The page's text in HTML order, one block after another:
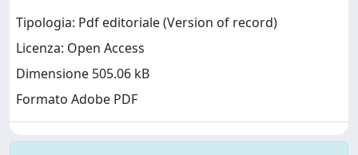
Tipologia: Pdf editoriale (Version of record)
Licenza: Open Access
Dimensione 505.06 kB
Formato Adobe PDF